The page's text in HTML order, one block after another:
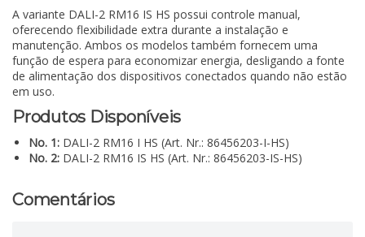
A variante DALI-2 RM16 IS HS possui controle manual,
oferecendo flexibilidade extra durante a instalação e
manutenção. Ambos os modelos também fornecem uma
função de espera para economizar energia, desligando a fonte
de alimentação dos dispositivos conectados quando não estão
em uso.
Produtos Disponíveis
No. 1: DALI-2 RM16 I HS (Art. Nr.: 86456203-I-HS)
No. 2: DALI-2 RM16 IS HS (Art. Nr.: 86456203-IS-HS)
Comentários